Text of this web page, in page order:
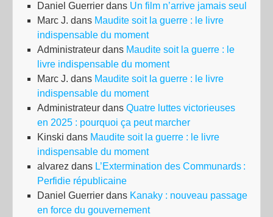
Daniel Guerrier dans Un film n’arrive jamais seul
Marc J. dans Maudite soit la guerre : le livre
indispensable du moment
Administrateur dans Maudite soit la guerre : le
livre indispensable du moment
Marc J. dans Maudite soit la guerre : le livre
indispensable du moment
Administrateur dans Quatre luttes victorieuses
en 2025 : pourquoi ça peut marcher
Kinski dans Maudite soit la guerre : le livre
indispensable du moment
alvarez dans L’Extermination des Communards :
Perfidie républicaine
Daniel Guerrier dans Kanaky : nouveau passage
en force du gouvernement